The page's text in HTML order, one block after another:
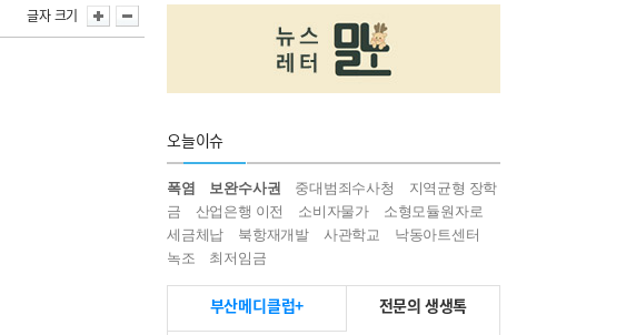
글자 크기
오늘이슈
폭염 보완수사권 중대범죄수사청
지역균형 장학
금
산업은행 이전 소비자물가
소형모듈원자로
세금체납
북항재개발 사관학교
낙동아트센터
녹조
최저임금
부산메디클럽+ 전문의 생생톡